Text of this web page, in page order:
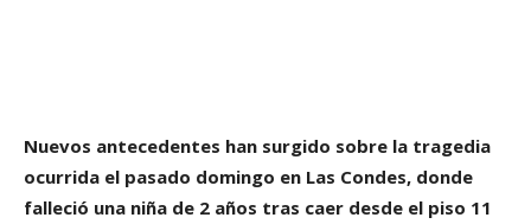
Nuevos antecedentes han surgido sobre la tragedia
ocurrida el pasado domingo en Las Condes, donde
falleció una niña de 2 años tras caer desde el piso 11